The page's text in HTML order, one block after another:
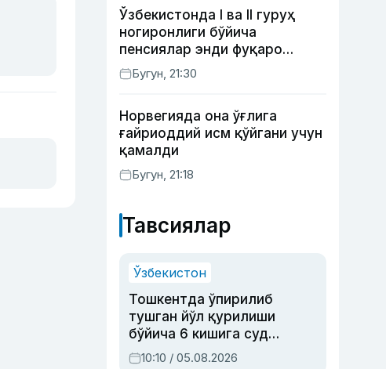
Ўзбекистонда I ва II гуруҳ
ногиронлиги бўйича
пенсиялар энди фуқаро
мурожаатисиз тайинланиши
мумкин
Бугун, 21:30
Норвегияда она ўғлига
ғайриоддий исм қўйгани учун
қамалди
Бугун, 21:18
Тавсиялар
Ўзбекистон
Тошкентда ўпирилиб
тушган йўл қурилиши
бўйича 6 кишига суд
ҳукми ўқилди
10:10 / 05.08.2026